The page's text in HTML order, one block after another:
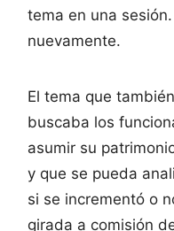
tema en una
nuevamente.
El tema que
buscaba los
asumir su
y que se pueda
si se incrementó o
girada a comisión